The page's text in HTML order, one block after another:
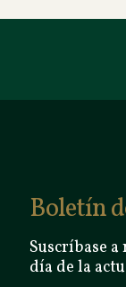
Boletín
Suscríbase
día de la